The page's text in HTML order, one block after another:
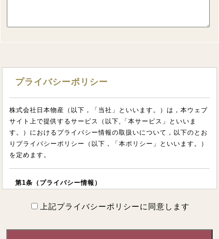
プライバシーポリシー
株式会社日本物産（以下，「当社」といいます。）は，本ウェブ
サイト上で提供するサービス（以下,「本サービス」といいま
す。）におけるプライバシー情報の取扱いについて，以下のとお
りプライバシーポリシー（以下，「本ポリシー」といいます。）
を定めます。
第1条（プライバシー情報）
プライバシー情報のうち「個人情報」とは，個人情報保護法にい
って，当該情報に含まれる氏名，生年月日，住所，電話番号，連
上記プライバシーポリシーに同意します